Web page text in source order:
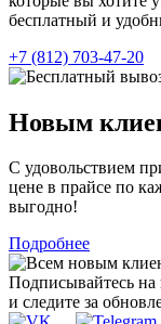
бесплатный и
+7 (812) 703-47-20
Новым
С удовольствием
цене в прайсе по
выгодно!
Подробнее
Подписывайтесь на
и следите за